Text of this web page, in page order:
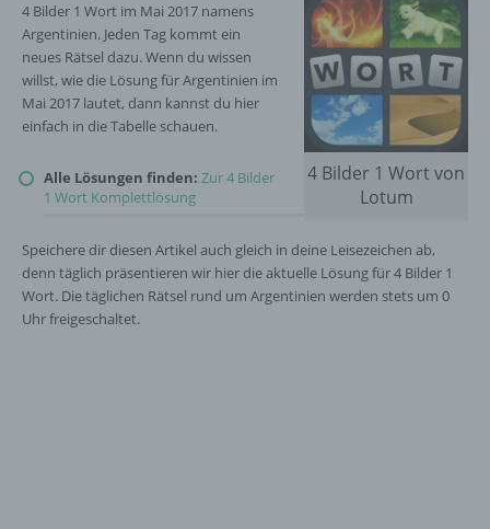
4 Bilder 1 Wort von
Lotum
4 Bilder 1 Wort im Mai 2017 namens
Argentinien. Jeden Tag kommt ein
neues Rätsel dazu. Wenn du wissen
willst, wie die Lösung für Argentinien im
Mai 2017 lautet, dann kannst du hier
einfach in die Tabelle schauen.
Alle Lösungen finden: Zur 4 Bilder
1 Wort Komplettlösung
Speichere dir diesen Artikel auch gleich in deine Leisezeichen ab,
denn täglich präsentieren wir hier die aktuelle Lösung für 4 Bilder 1
Wort. Die täglichen Rätsel rund um Argentinien werden stets um 0
Uhr freigeschaltet.